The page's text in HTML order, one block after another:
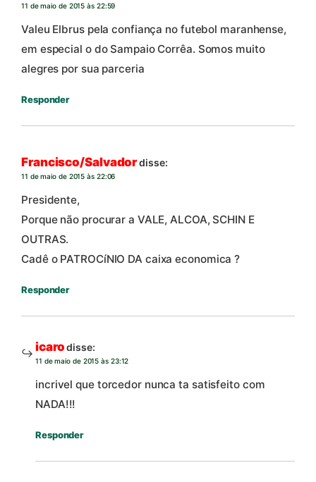
11 de maio de 2015 às 22:59
Valeu Elbrus pela confiança no futebol maranhense,
em especial o do Sampaio Corrêa. Somos muito
alegres por sua parceria
Responder
Francisco/Salvadordisse:
11 de maio de 2015 às 22:06
Presidente,
Porque não procurar a VALE, ALCOA, SCHIN E
OUTRAS.
Cadê o PATROCíNIO DA caixa economica ?
Responder
icaro disse:
11 de maio de 2015 às 23:12
incrivel que torcedor nunca ta satisfeito com
NADA!!!
Responder